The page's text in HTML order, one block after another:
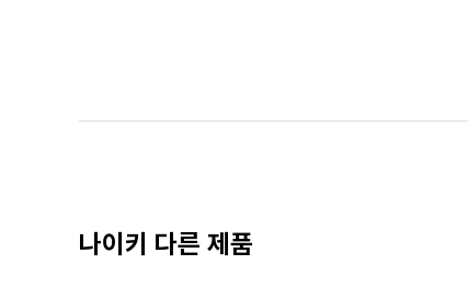
나이키 다른 제품